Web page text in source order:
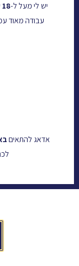
יש לי מעל ל-18 שנות ניסיון
עבודה מאוד
אדאג להתאים